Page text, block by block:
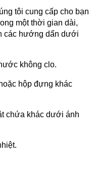
tôi cung cấp cho bạn
một thời gian dài,
các hướng dẩn dưới
không clo.
hộp đựng khác
chứa khác dưới ánh